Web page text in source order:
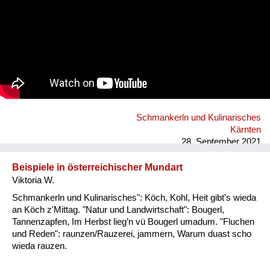
Schmankerln und Kulinarisches
Kärnten
28. September 2021
Beispiele in österreichischer Mundart
Viktoria W.
Schmankerln und Kulinarisches": Köch, Kohl, Heit gibt's wieda
an Köch z'Mittag. "Natur und Landwirtschaft": Bougerl,
Tannenzapfen, Im Herbst lieg’n vü Bougerl umadum. "Fluchen
und Reden": raunzen/Rauzerei, jammern, Warum duast scho
wieda rauzen.